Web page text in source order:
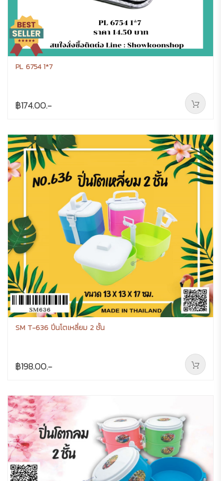
PL 6754 1*7
฿174.00.-
SM T-636 ปิ่นโตเหลี่ยม 2 ชั้น
฿198.00.-